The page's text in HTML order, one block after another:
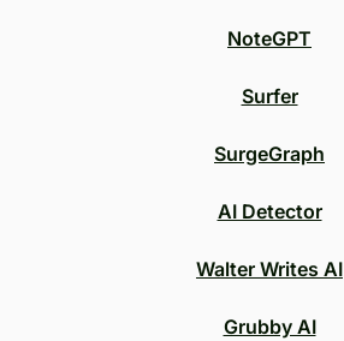
NoteGPT
Surfer
SurgeGraph
AI Detector
Walter Writes AI
Grubby AI